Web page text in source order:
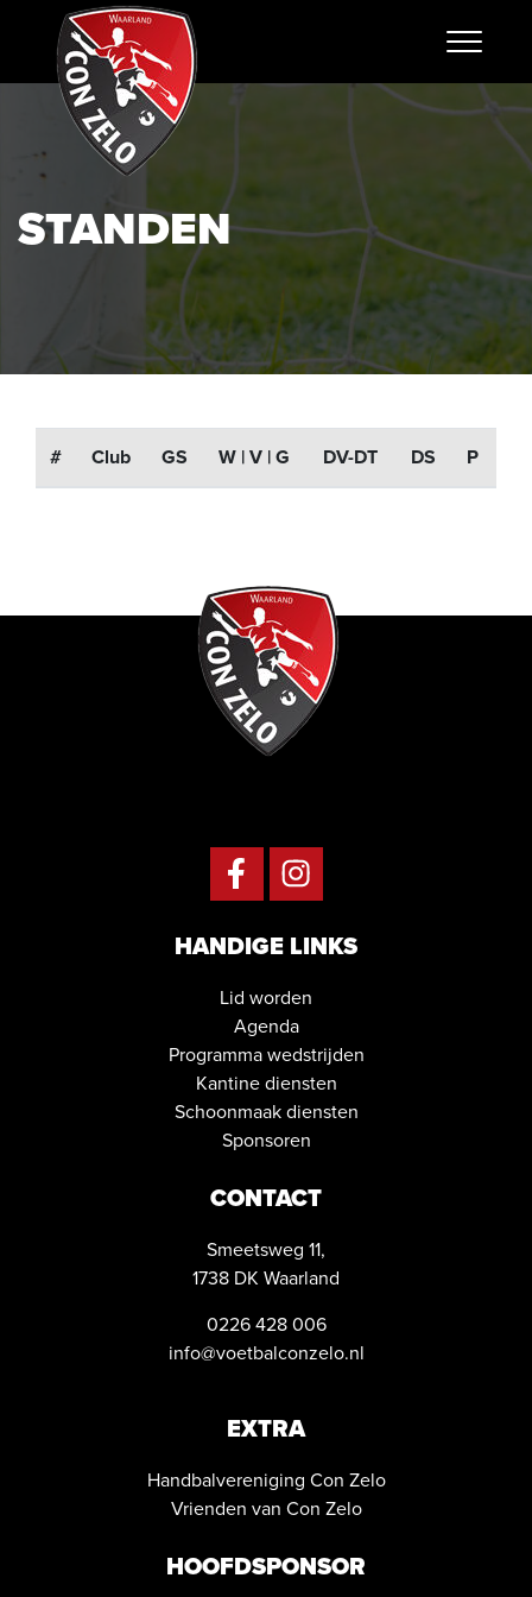
STANDEN
# Club GS W | V | G DV-DT DS P
HANDIGE LINKS
Lid worden
Agenda
Programma wedstrijden
Kantine diensten
Schoonmaak diensten
Sponsoren
CONTACT
Smeetsweg 11,
1738 DK Waarland
0226 428 006
info@voetbalconzelo.nl
EXTRA
Handbalvereniging Con Zelo
Vrienden van Con Zelo
HOOFDSPONSOR